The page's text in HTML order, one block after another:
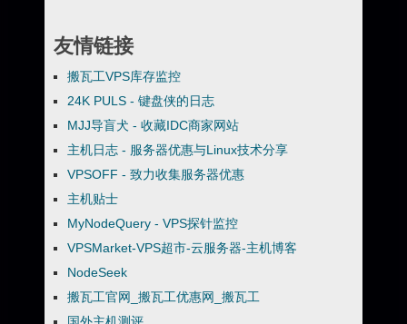
友情链接
搬瓦工VPS库存监控
24K PULS - 键盘侠的日志
MJJ导盲犬 - 收藏IDC商家网站
主机日志 - 服务器优惠与Linux技术分享
VPSOFF - 致力收集服务器优惠
主机贴士
MyNodeQuery - VPS探针监控
VPSMarket-VPS超市-云服务器-主机博客
NodeSeek
搬瓦工官网_搬瓦工优惠网_搬瓦工